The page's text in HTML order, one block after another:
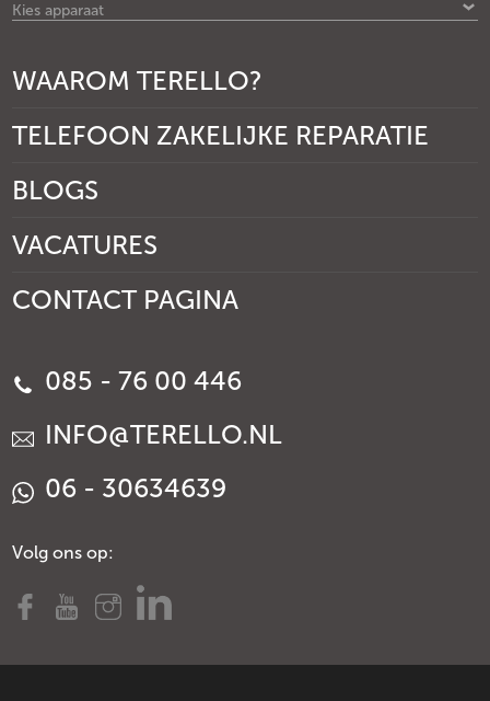
Kies apparaat
WAAROM TERELLO?
TELEFOON ZAKELIJKE REPARATIE
BLOGS
VACATURES
CONTACT PAGINA
085 - 76 00 446
INFO@TERELLO.NL
06 - 30634639
Volg ons op: